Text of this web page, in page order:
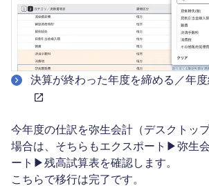
決算が終わった年度を締める／年
今年度の仕訳を弥生会計（デスクトッ
場合は、そちらもエクスポート▶弥生
ート▶残高試算表を確認します。
こちらで移行は完了です。